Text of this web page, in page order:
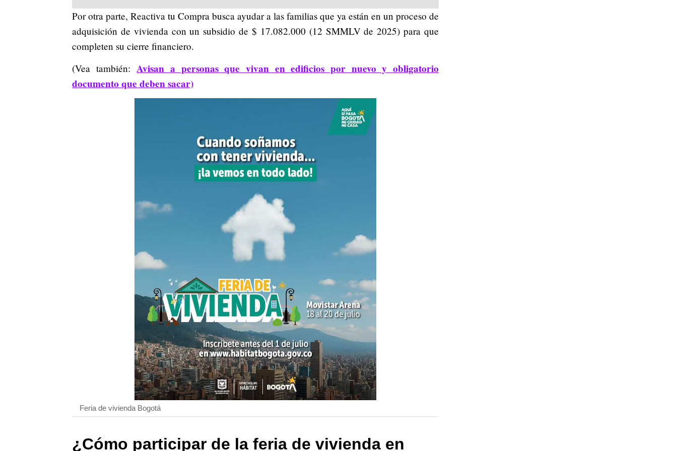
Por otra parte, Reactiva tu Compra busca ayudar a las familias que ya están en un proceso de
adquisición de vivienda con un subsidio de $ 17.082.000 (12 SMMLV de 2025) para que
completen su cierre financiero.
(Vea también: Avisan a personas que vivan en edificios por nuevo y obligatorio
documento que deben sacar)
Feria de vivienda Bogotá
¿Cómo participar de la feria de vivienda en